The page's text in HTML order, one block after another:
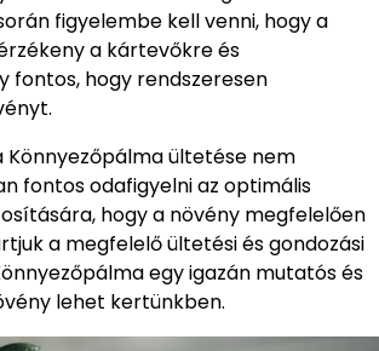
figyelembe kell venni, hogy a
a kártevőkre és
fontos, hogy rendszeresen
Könnyezőpálma ültetése nem
fontos odafigyelni az optimális
hogy a növény megfelelően
a megfelelő ültetési és gondozási
egy igazán mutatós és
lehet kertünkben.